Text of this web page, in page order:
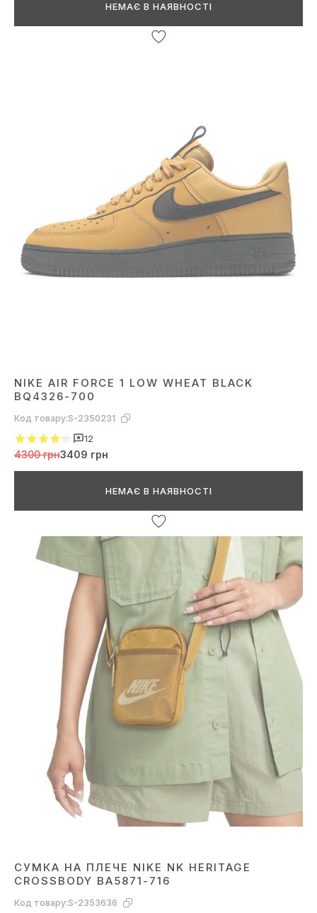
НЕМАЄ В НАЯВНОСТІ
NIKE AIR FORCE 1 LOW WHEAT BLACK
BQ4326-700
Код товару:S-2350231
12
4300 грн3409 грн
НЕМАЄ В НАЯВНОСТІ
СУМКА НА ПЛЕЧЕ NIKE NK HERITAGE
CROSSBODY BA5871-716
Код товару:S-2353636